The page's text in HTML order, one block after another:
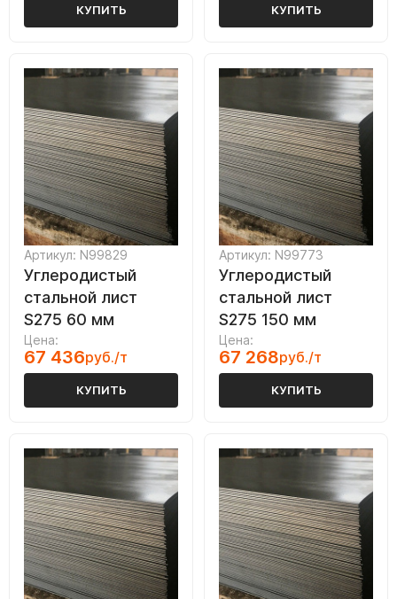
КУПИТЬ КУПИТЬ
Артикул: N99829
Углеродистый
стальной лист
S275 60 мм
Цена:
67 436руб./т
КУПИТЬ
Артикул: N99773
Углеродистый
стальной лист
S275 150 мм
Цена:
67 268руб./т
КУПИТЬ